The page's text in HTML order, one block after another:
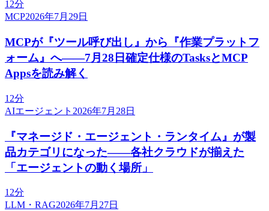
12分
MCP2026年7月29日
MCPが『ツール呼び出し』から『作業プラットフ
ォーム』へ——7月28日確定仕様のTasksとMCP
Appsを読み解く
12分
AIエージェント 2026年7月28日
『マネージド・エージェント・ランタイム』が製
品カテゴリになった——各社クラウドが揃えた
「エージェントの動く場所」
12分
LLM・RAG2026年7月27日